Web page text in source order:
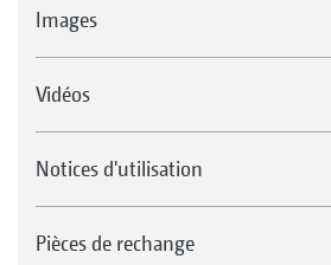
Images
Vidéos
Notices d'utilisation
Pièces de rechange